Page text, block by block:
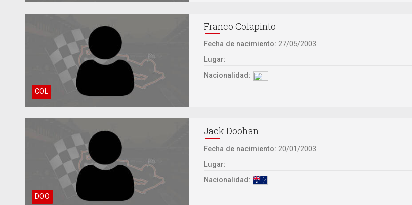
COL
Franco Colapinto
Fecha de nacimiento: 27/05/2003
Lugar:
Nacionalidad:
DOO
Jack Doohan
Fecha de nacimiento: 20/01/2003
Lugar:
Nacionalidad: